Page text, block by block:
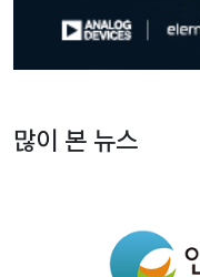
많이 본 뉴스